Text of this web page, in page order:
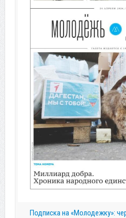
Подписка на «Молодежку»: